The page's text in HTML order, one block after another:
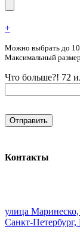
+
Можно выбрать до 10
Максимальный
Что больше?! 72
Контакты
улица
Санкт-Петербург,